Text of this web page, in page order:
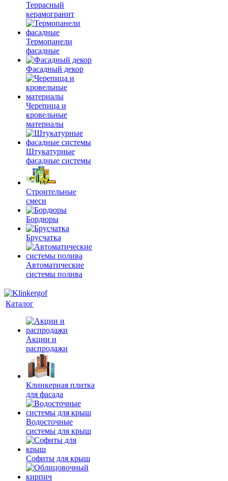
Террасный
керамогранит
Термопанели
фасадные
Фасадный декор
Черепица и
кровельные
материалы
Штукатурные
фасадные системы
Строительные
смеси
Бордюры
Брусчатка
Автоматические
системы полива
Каталог
Акции и
распродажи
Клинкерная плитка
для фасада
Водосточные
системы для крыш
Софиты для крыш